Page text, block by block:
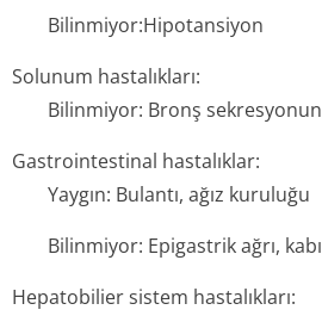
Bilinmiyor:Hi­potansiyon
Solunum hastalıkları:
Bilinmiyor: Bronş
Gastrointestinal hastalıklar:
Yaygın: Bulantı, ağız kuruluğu
Bilinmiyor: Epigastrik ağrı,
Hepatobilier sistem hastalıkları: